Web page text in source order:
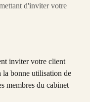
d'inviter votre
inviter votre client
la bonne utilisation de
membres du cabinet